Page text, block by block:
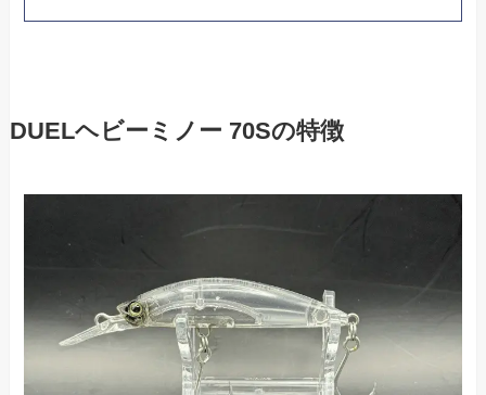
DUELヘビーミノー 70Sの特徴